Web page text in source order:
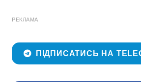
РЕКЛАМА
ПІДПИСАТИСЬ НА